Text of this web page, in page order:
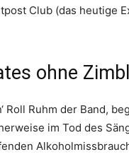
Club (das heutige
ohne
Roll Ruhm der Band,
im Tod des